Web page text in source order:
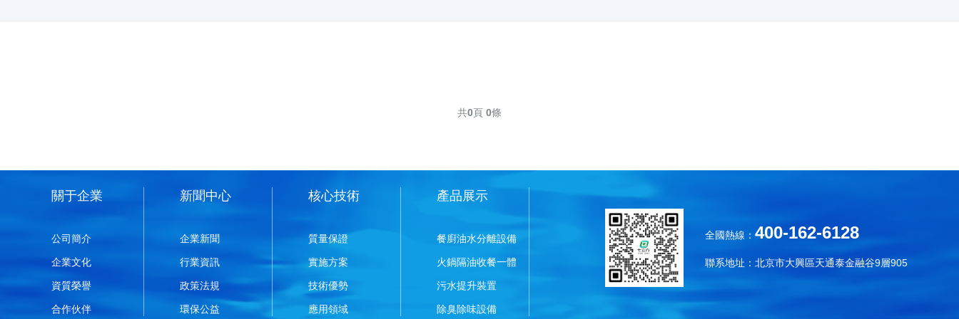
共0頁 0條
關于企業
公司簡介
企業文化
資質榮譽
合作伙伴
新聞中心
企業新聞
行業資訊
政策法規
環保公益
核心技術
質量保證
實施方案
技術優勢
應用領域
產品展示
餐廚油水分離設備
火鍋隔油收餐一體
污水提升裝置
除臭除味設備
全國熱線： 400-162-6128
聯系地址：北京市大興區天通泰金融谷9層905